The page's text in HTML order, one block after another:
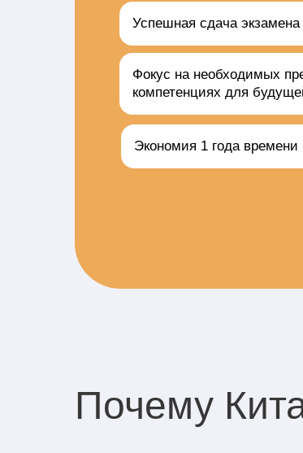
Фокус на необходимых
компетенциях для
Успешная сдача
Экономия 1 года
Почему